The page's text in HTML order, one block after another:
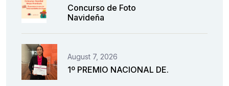
Concurso de Foto
Navideña
August 7, 2026
1º PREMIO NACIONAL DE.